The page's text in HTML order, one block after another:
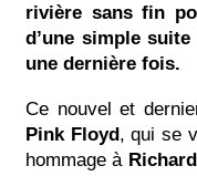
rivière sans fin
d’une simple
une dernière fois.
Ce nouvel et
Pink Floyd, qui se
hommage à